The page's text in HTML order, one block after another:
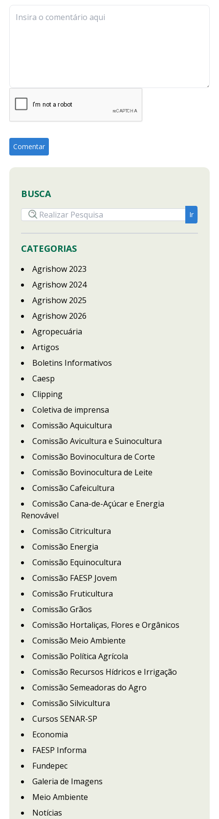
BUSCA
CATEGORIAS
Agrishow 2023
Agrishow 2024
Agrishow 2025
Agrishow 2026
Agropecuária
Artigos
Boletins Informativos
Caesp
Clipping
Coletiva de imprensa
Comissão Aquicultura
Comissão Avicultura e Suinocultura
Comissão Bovinocultura de Corte
Comissão Bovinocultura de Leite
Comissão Cafeicultura
Comissão Cana-de-Açúcar e Energia
Renovável
Comissão Citricultura
Comissão Energia
Comissão Equinocultura
Comissão FAESP Jovem
Comissão Fruticultura
Comissão Grãos
Comissão Hortaliças, Flores e Orgânicos
Comissão Meio Ambiente
Comissão Política Agrícola
Comissão Recursos Hídricos e Irrigação
Comissão Semeadoras do Agro
Comissão Silvicultura
Cursos SENAR-SP
Economia
FAESP Informa
Fundepec
Galeria de Imagens
Meio Ambiente
Notícias